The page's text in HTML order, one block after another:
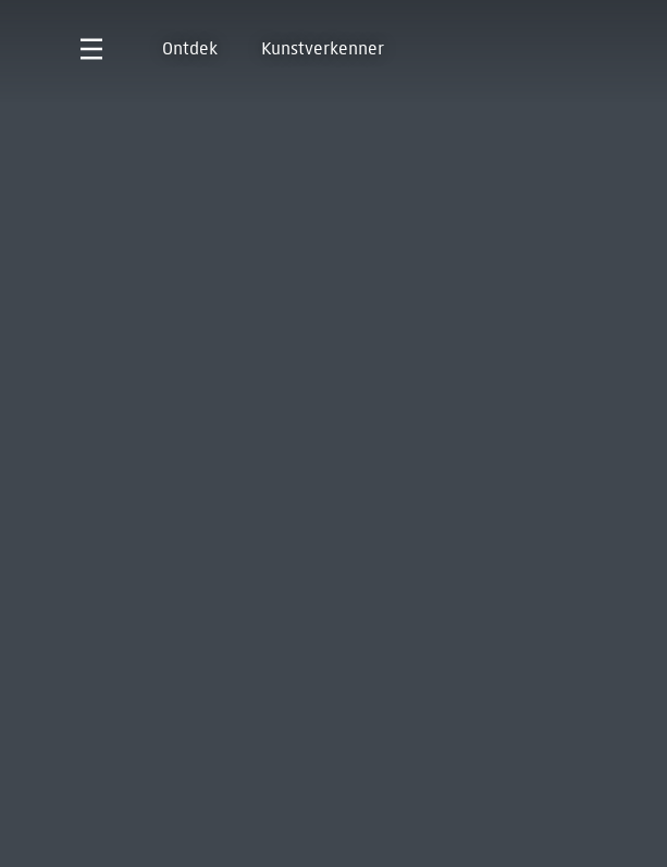
Ontdek Kunstverkenner